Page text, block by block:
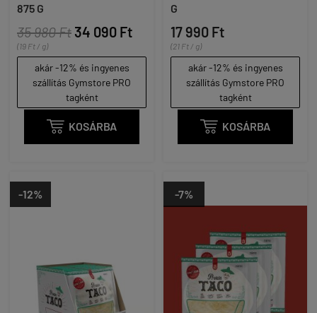
875 G
35 980 Ft 34 090 Ft
(19 Ft / g)
akár -12% és ingyenes
szállítás Gymstore PRO
tagként
 KOSÁRBA
G
17 990 Ft
(21 Ft / g)
akár -12% és ingyenes
szállítás Gymstore PRO
tagként
 KOSÁRBA
-12% -7%